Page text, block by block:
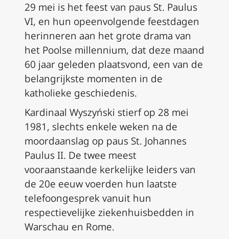
29 mei is het feest van paus St. Paulus
VI, en hun opeenvolgende feestdagen
herinneren aan het grote drama van
het Poolse millennium, dat deze maand
60 jaar geleden plaatsvond, een van de
belangrijkste momenten in de
katholieke geschiedenis.
Kardinaal Wyszyński stierf op 28 mei
1981, slechts enkele weken na de
moordaanslag op paus St. Johannes
Paulus II. De twee meest
vooraanstaande kerkelijke leiders van
de 20e eeuw voerden hun laatste
telefoongesprek vanuit hun
respectievelijke ziekenhuisbedden in
Warschau en Rome.